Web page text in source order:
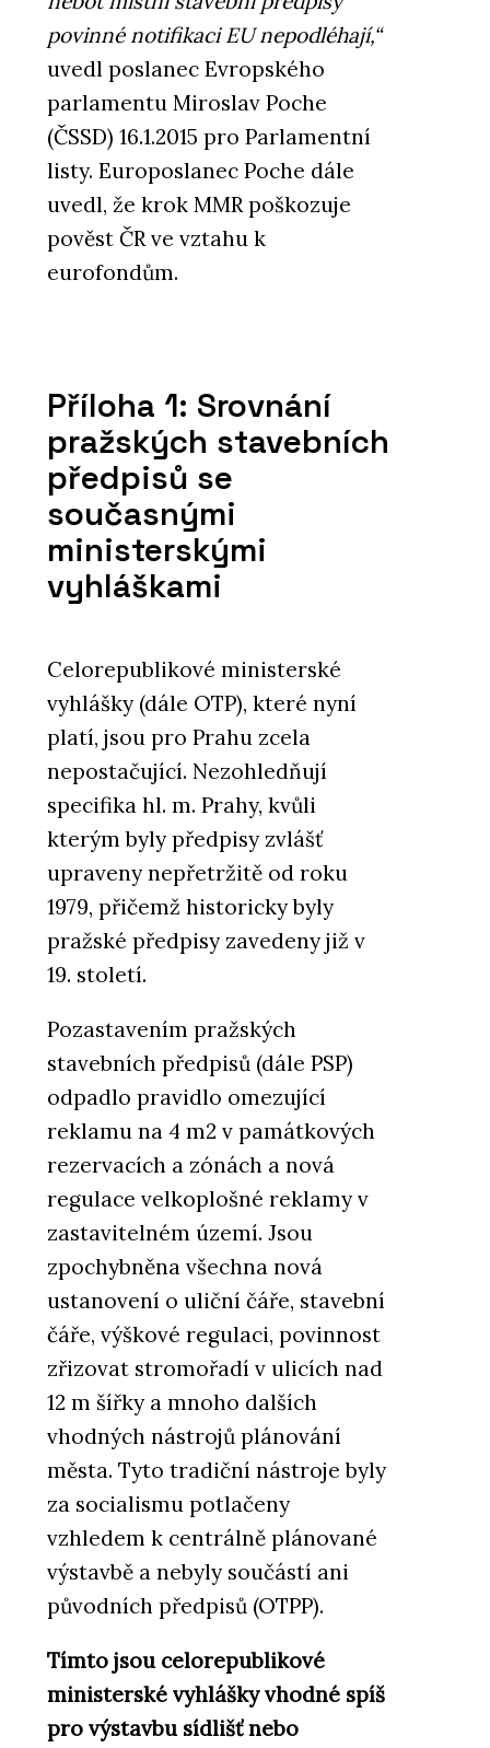
povinné notifikaci EU nepodléhají,“
uvedl poslanec Evropského
parlamentu Miroslav Poche
(ČSSD) 16.1.2015 pro Parlamentní
listy. Europoslanec Poche dále
uvedl, že krok MMR poškozuje
pověst ČR ve vztahu k
eurofondům.
Příloha 1: Srovnání
pražských stavebních
předpisů se
současnými
ministerskými
vyhláškami
Celorepublikové ministerské
vyhlášky (dále OTP), které nyní
platí, jsou pro Prahu zcela
nepostačující. Nezohledňují
specifika hl. m. Prahy, kvůli
kterým byly předpisy zvlášť
upraveny nepřetržitě od roku
1979, přičemž historicky byly
pražské předpisy zavedeny již v
19. století.
Pozastavením pražských
stavebních předpisů (dále PSP)
odpadlo pravidlo omezující
reklamu na 4 m2 v památkových
rezervacích a zónách a nová
regulace velkoplošné reklamy v
zastavitelném území. Jsou
zpochybněna všechna nová
ustanovení o uliční čáře, stavební
čáře, výškové regulaci, povinnost
zřizovat stromořadí v ulicích nad
12 m šířky a mnoho dalších
vhodných nástrojů plánování
města. Tyto tradiční nástroje byly
za socialismu potlačeny
vzhledem k centrálně plánované
výstavbě a nebyly součástí ani
původních předpisů (OTPP).
Tímto jsou celorepublikové
ministerské vyhlášky vhodné spíš
pro výstavbu sídlišť nebo